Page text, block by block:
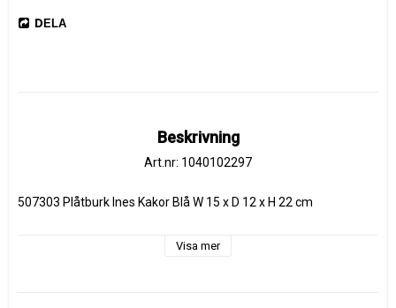
DELA
Beskrivning
Art.nr: 1040102297
507303 Plåtburk Ines Kakor Blå W 15 x D 12 x H 22 cm
Visa mer